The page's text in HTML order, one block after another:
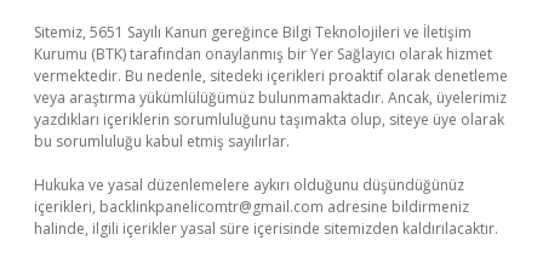
Sitemiz, 5651 Sayılı Kanun gereğince Bilgi Teknolojileri ve İletişim
Kurumu (BTK) tarafından onaylanmış bir Yer Sağlayıcı olarak hizmet
vermektedir. Bu nedenle, sitedeki içerikleri proaktif olarak denetleme
veya araştırma yükümlülüğümüz bulunmamaktadır. Ancak, üyelerimiz
yazdıkları içeriklerin sorumluluğunu taşımakta olup, siteye üye olarak
bu sorumluluğu kabul etmiş sayılırlar.
Hukuka ve yasal düzenlemelere aykırı olduğunu düşündüğünüz
içerikleri, backlinkpanelicomtr@gmail.com adresine bildirmeniz
halinde, ilgili içerikler yasal süre içerisinde sitemizden kaldırılacaktır.